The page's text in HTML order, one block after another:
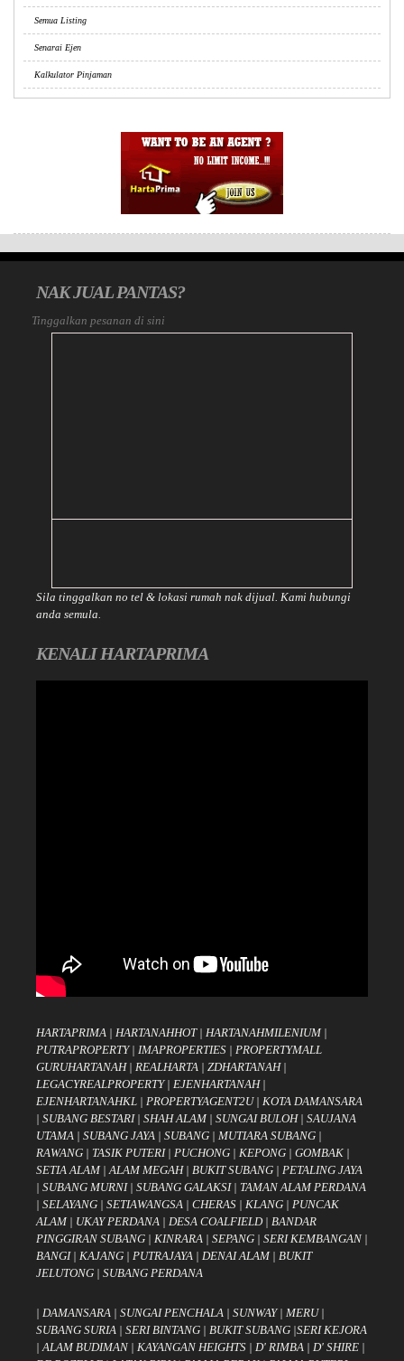
Semua Listing
Senarai Ejen
Kalkulator Pinjaman
NAK JUAL PANTAS?
Tinggalkan pesanan di sini
Sila tinggalkan no tel & lokasi rumah nak dijual. Kami hubungi
anda semula.
KENALI HARTAPRIMA
HARTAPRIMA | HARTANAHHOT| HARTANAHMILENIUM|
PUTRAPROPERTY| IMAPROPERTIES | PROPERTYMALL
GURUHARTANAH| REALHARTA | ZDHARTANAH|
LEGACYREALPROPERTY| EJENHARTANAH|
EJENHARTANAHKL | PROPERTYAGENT2U| KOTA DAMANSARA
| SUBANG BESTARI| SHAH ALAM| SUNGAI BULOH| SAUJANA
UTAMA | SUBANG JAYA | SUBANG | MUTIARA SUBANG |
RAWANG | TASIK PUTERI| PUCHONG | KEPONG | GOMBAK |
SETIA ALAM| ALAM MEGAH| BUKIT SUBANG | PETALING JAYA
| SUBANG MURNI| SUBANG GALAKSI| TAMAN ALAM PERDANA
| SELAYANG | SETIAWANGSA | CHERAS | KLANG | PUNCAK
ALAM| UKAY PERDANA | DESA COALFIELD| BANDAR
PINGGIRAN SUBANG | KINRARA | SEPANG | SERI KEMBANGAN |
BANGI| KAJANG | PUTRAJAYA | DENAI ALAM| BUKIT
JELUTONG | SUBANG PERDANA
| DAMANSARA | SUNGAI PENCHALA | SUNWAY| MERU|
SUBANG SURIA | SERI BINTANG | BUKIT SUBANG |SERI KEJORA
| ALAM BUDIMAN | KAYANGAN HEIGHTS | D' RIMBA | D' SHIRE |